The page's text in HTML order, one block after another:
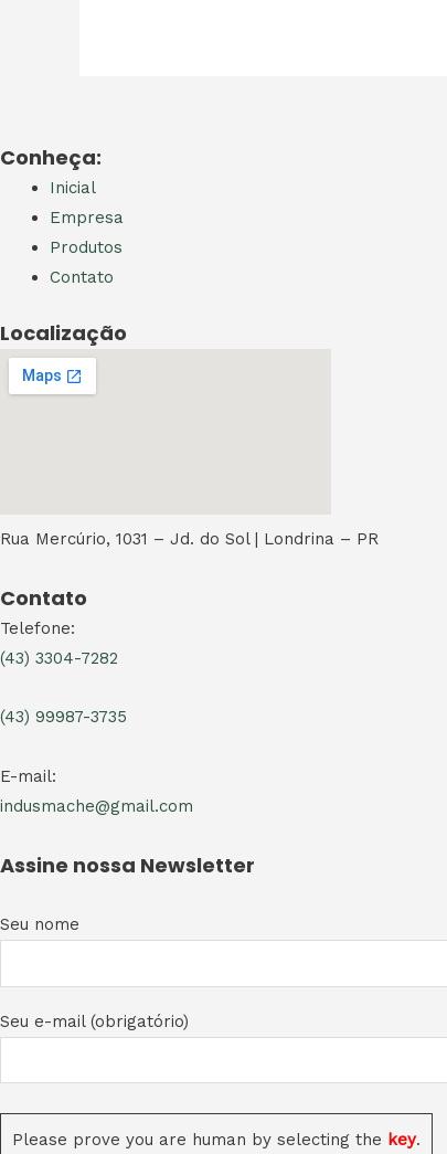
Conheça:
Inicial
Empresa
Produtos
Contato
Localização
Rua Mercúrio, 1031 – Jd. do Sol | Londrina – PR
Contato
Telefone:
(43) 3304-7282
(43) 99987-3735
E-mail:
indusmache@gmail.com
Assine nossa Newsletter
Seu nome
Seu e-mail (obrigatório)
Please prove you are human by selecting the key.